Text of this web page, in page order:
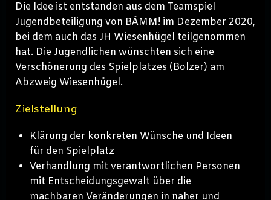
Die Idee ist entstanden aus dem Teamspiel
Jugendbeteiligung von BÄMM! im Dezember 2020,
bei dem auch das JH Wiesenhügel teilgenommen
hat. Die Jugendlichen wünschten sich eine
Verschönerung des Spielplatzes (Bolzer) am
Abzweig Wiesenhügel.
Zielstellung
Klärung der konkreten Wünsche und Ideen
für den Spielplatz
Verhandlung mit verantwortlichen Personen
mit Entscheidungsgewalt über die
machbaren Veränderungen in naher und